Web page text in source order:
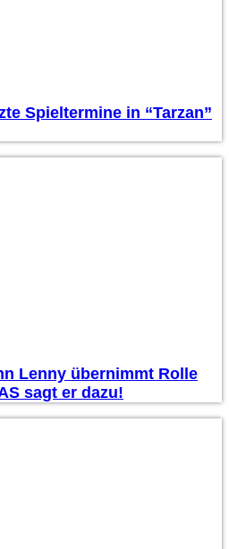
Spieltermine in “Tarzan”
Lenny übernimmt Rolle
sagt er dazu!